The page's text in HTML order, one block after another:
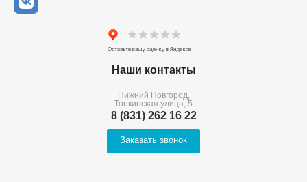
Наши контакты
Нижний Новгород,
Тонкинская улица, 5
8 (831) 262 16 22
Заказать звонок